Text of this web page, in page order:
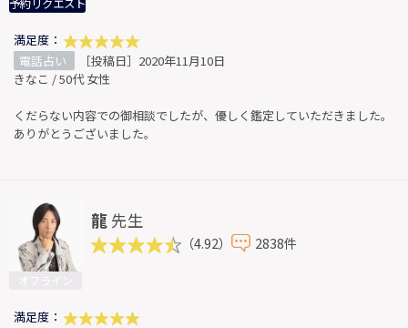
予約リクエスト
満足度：
電話占い
［投稿日］2020年11月10日
きなこ / 50代 女性
くだらない内容での御相談でしたが、優しく鑑定していただきました。
ありがとうございました。
龍 先生
（4.92） 2838件
満足度：